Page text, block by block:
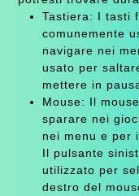
Tastiera: I tasti
comunemente
navigare nei
usato per
mettere in
Mouse: Il
sparare nei
nei menu e per
Il pulsante
utilizzato per
destro del